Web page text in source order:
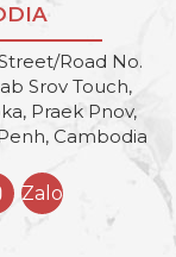
Road No.
Srov Touch,
Praek Pnov,
Cambodia
Zalo